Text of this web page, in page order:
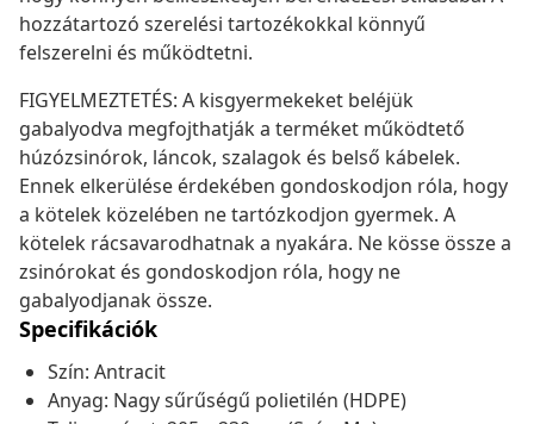
hozzátartozó szerelési tartozékokkal könnyű
felszerelni és működtetni.
FIGYELMEZTETÉS: A kisgyermekeket beléjük
gabalyodva megfojthatják a terméket működtető
húzózsinórok, láncok, szalagok és belső kábelek.
Ennek elkerülése érdekében gondoskodjon róla, hogy
a kötelek közelében ne tartózkodjon gyermek. A
kötelek rácsavarodhatnak a nyakára. Ne kösse össze a
zsinórokat és gondoskodjon róla, hogy ne
gabalyodjanak össze.
Specifikációk
Szín: Antracit
Anyag: Nagy sűrűségű polietilén (HDPE)